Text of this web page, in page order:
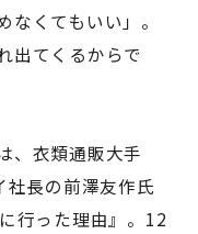
くてもいい」。
出てくるからで
、衣類通販大手
社長の前澤友作氏
行った理由』。12